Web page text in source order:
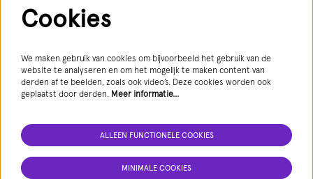
AANMELDEN NIEUWSBRIEF
Cookies
We maken gebruik van cookies om bijvoorbeeld het gebruik van de
website te analyseren en om het mogelijk te maken content van
derden af te beelden, zoals ook video’s. Deze cookies worden ook
geplaatst door derden. Meer informatie…
ALLEEN FUNCTIONELE COOKIES
MINIMALE COOKIES